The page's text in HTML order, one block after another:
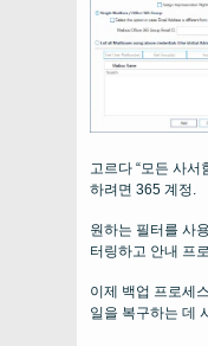
고르다 “모든 사서
하려면 365 계정.
원하는 필터를 사
터링하고 안내 프
이제 백업 프로세
일을 복구하는 데